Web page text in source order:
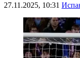
27.11.2025, 10:31